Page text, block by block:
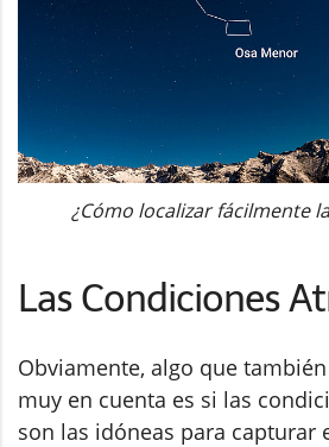
¿Cómo localizar fácilmente
Las Condiciones
Obviamente, algo que
muy en cuenta es si las
son las idóneas para capturar